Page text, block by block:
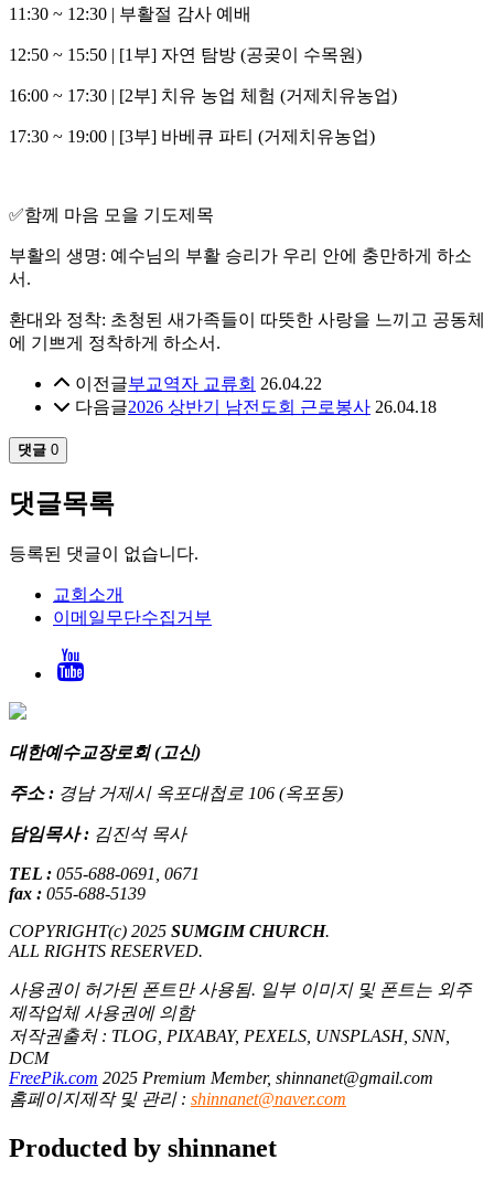
11:30 ~ 12:30 | 부활절 감사 예배
12:50 ~ 15:50 | [1부] 자연 탐방 (공곶이 수목원)
16:00 ~ 17:30 | [2부] 치유 농업 체험 (거제치유농업)
17:30 ~ 19:00 | [3부] 바베큐 파티 (거제치유농업)
✅함께 마음 모을 기도제목
부활의 생명: 예수님의 부활 승리가 우리 안에 충만하게 하소
서.
환대와 정착: 초청된 새가족들이 따뜻한 사랑을 느끼고 공동체
에 기쁘게 정착하게 하소서.
이전글부교역자 교류회 26.04.22
다음글2026 상반기 남전도회 근로봉사 26.04.18
댓글 0
댓글목록
등록된 댓글이 없습니다.
교회소개
이메일무단수집거부
대한예수교장로회 (고신)
주소 : 경남 거제시 옥포대첩로 106 (옥포동)
담임목사 : 김진석 목사
TEL : 055-688-0691, 0671
fax : 055-688-5139
COPYRIGHT(c) 2025 SUMGIM CHURCH.
ALL RIGHTS RESERVED.
사용권이 허가된 폰트만 사용됨. 일부 이미지 및 폰트는 외주
제작업체 사용권에 의함
저작권출처 : TLOG, PIXABAY, PEXELS, UNSPLASH, SNN,
DCM
FreePik.com 2025 Premium Member, shinnanet@gmail.com
홈페이지제작 및 관리 : shinnanet@naver.com
Producted by shinnanet